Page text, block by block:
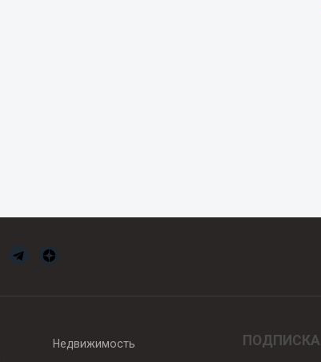
Недвижимость ПОДПИСКА